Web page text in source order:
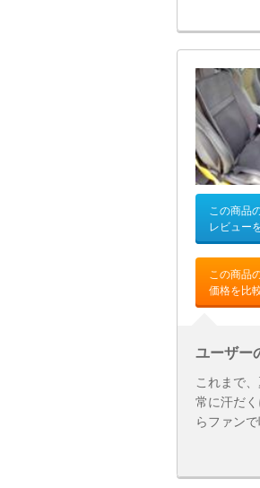
この商品
レビュー
この商品
価格を比
ユーザー
これまで
常に汗だ
らファン